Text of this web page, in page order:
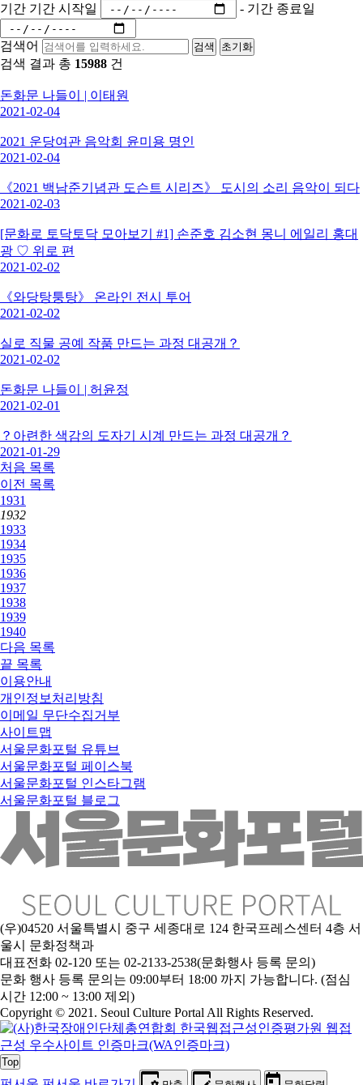
기간 기간 시작일 - 기간 종료일
검색어 검색 초기화
검색 결과 총 15988 건
돈화문 나들이 | 이태원
2021-02-04
2021 운당여관 음악회 윤미용 명인
2021-02-04
《2021 백남준기념관 도슨트 시리즈》 도시의 소리 음악이 되다
2021-02-03
[문화로 토닥토닥 모아보기 #1] 손준호 김소현 몽니 에일리 홍대
광 ♡ 위로 편
2021-02-02
《와당탕퉁탕》 온라인 전시 투어
2021-02-02
실로 직물 공예 작품 만드는 과정 대공개？
2021-02-02
돈화문 나들이 | 허윤정
2021-02-01
？아련한 색감의 도자기 시계 만드는 과정 대공개？
2021-01-29
처음 목록
이전 목록
1931
1932
1933
1934
1935
1936
1937
1938
1939
1940
다음 목록
끝 목록
이용안내
개인정보처리방침
이메일 무단수집거부
사이트맵
서울문화포털 유튜브
서울문화포털 페이스북
서울문화포털 인스타그램
서울문화포털 블로그
(우)04520 서울특별시 중구 세종대로 124 한국프레스센터 4층 서
울시 문화정책과
대표전화 02-120 또는 02-2133-2538(문화행사 등록 문의)
문화 행사 등록 문의는 09:00부터 18:00 까지 가능합니다. (점심
시간 12:00 ~ 13:00 제외)
Copyright © 2021. Seoul Culture Portal All Rights Reserved.
Top